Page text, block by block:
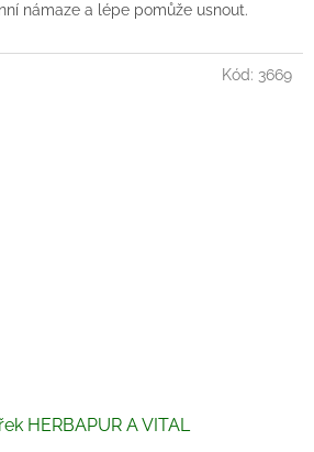
námaze a lépe pomůže usnout.
HERBAPUR A VITAL
Kód: 3669